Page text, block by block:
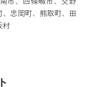
忠岡町、熊取町、田
村